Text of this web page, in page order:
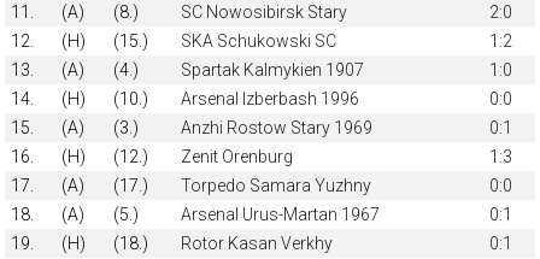
11.
(A) (8.) SC Nowosibirsk Stary
2:0
12.
(H) (15.) SKA Schukowski SC
1:2
13.
(A) (4.) Spartak Kalmykien 1907
1:0
14.
(H) (10.) Arsenal Izberbash 1996
0:0
15.
(A) (3.) Anzhi Rostow Stary 1969
0:1
16.
(H) (12.) Zenit Orenburg
1:3
17.
(A) (17.) Torpedo Samara Yuzhny
0:0
18.
(A) (5.) Arsenal Urus-Martan 1967
0:1
19.
(H) (18.) Rotor Kasan Verkhy
0:1